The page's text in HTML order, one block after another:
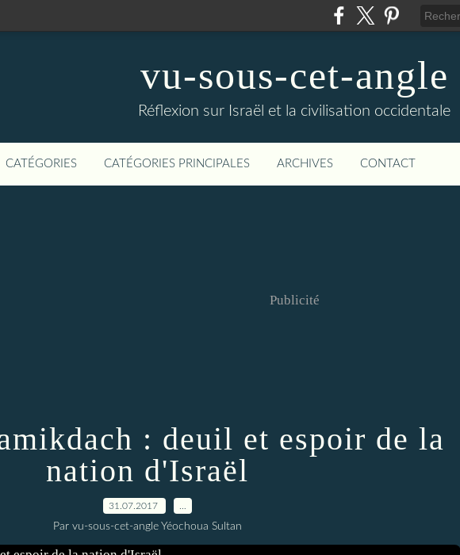
vu-sous-cet-angle
Réflexion sur Israël et la civilisation occidentale
CATÉGORIES CATÉGORIES PRINCIPALES ARCHIVES CONTACT
Publicité
: deuil et espoir de la
nation d'Israël
31.07.2017
Par vu-sous-cet-angle Yéochoua Sultan